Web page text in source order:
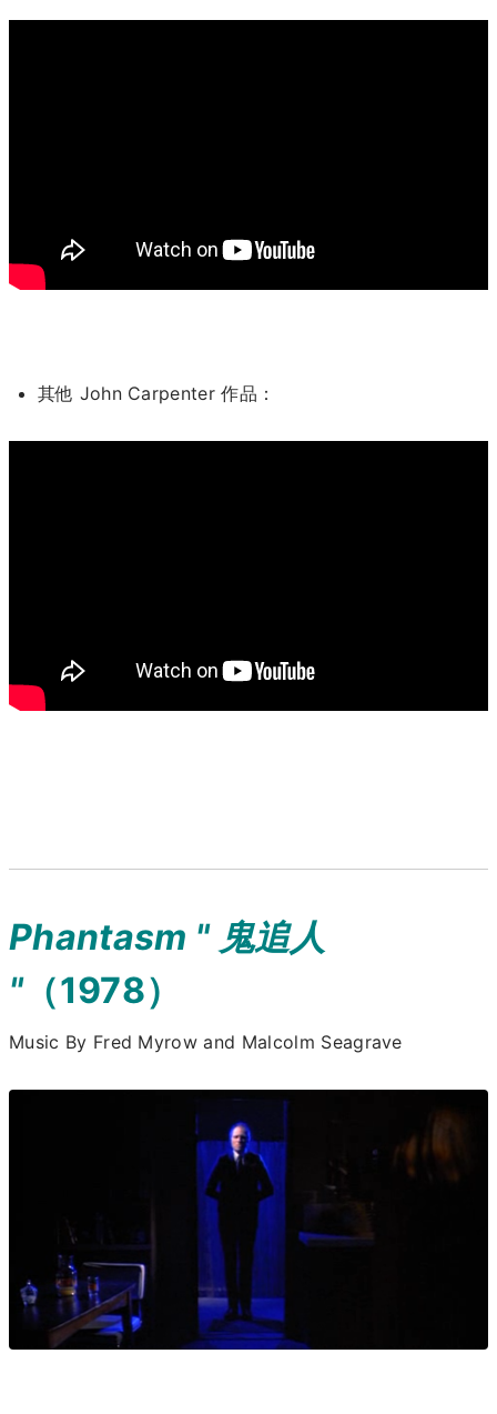
其他 John Carpenter 作品：
Phantasm " 鬼追人
"（1978）
Music By Fred Myrow and Malcolm Seagrave